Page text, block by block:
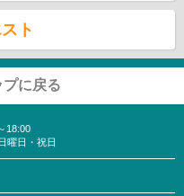
ト
に戻る
18:00
曜日・祝日